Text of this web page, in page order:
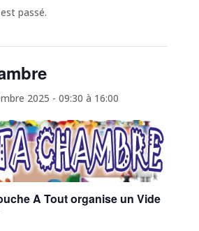
passé.
2025 - 09:30 à 16:00
A Tout organise un Vide